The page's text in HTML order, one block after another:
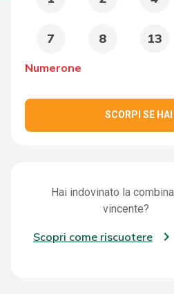
7 8 13
Numerone
SCORPI SE
Hai indovinato la
vincente?
Scopri come riscuotere